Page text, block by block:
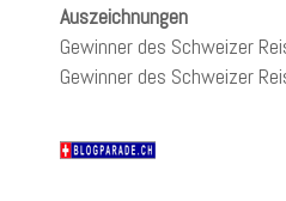
Auszeichnungen
Gewinner des Schweizer
Gewinner des Schweizer